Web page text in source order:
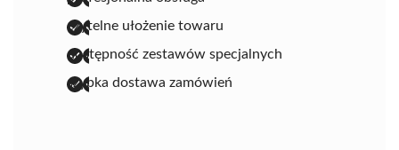
czytelne ułożenie towaru
dostępność zestawów specjalnych
szybka dostawa zamówień